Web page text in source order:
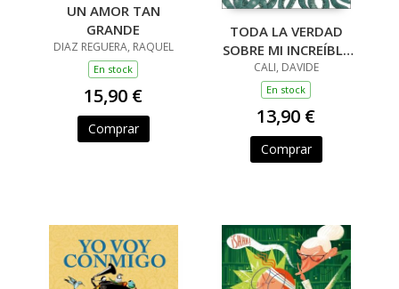
UN AMOR TAN
GRANDE
DIAZ REGUERA, RAQUEL
En stock
15,90 €
Comprar
TODA LA VERDAD
SOBRE MI INCREÍBLE
VERANO
CALI, DAVIDE
En stock
13,90 €
Comprar